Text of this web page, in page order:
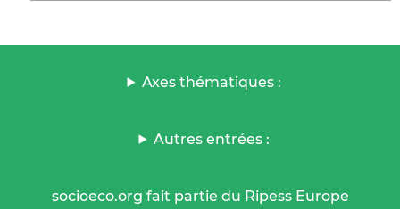
Axes thématiques :
Autres entrées :
socioeco.org fait partie du Ripess Europe